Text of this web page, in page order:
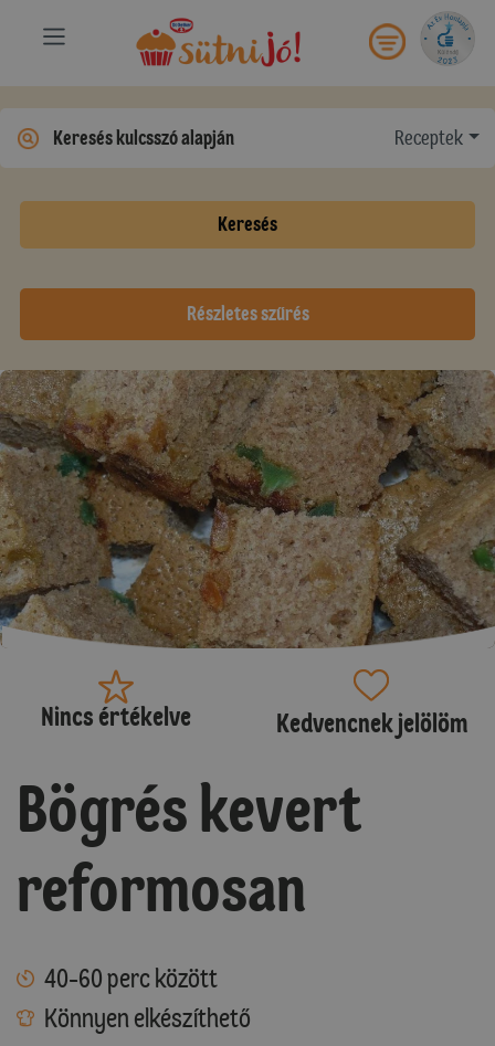
Receptek
Keresés
Részletes szűrés
Nincs értékelve Kedvencnek jelölöm
Bögrés kevert
reformosan
40-60 perc között
Könnyen elkészíthető